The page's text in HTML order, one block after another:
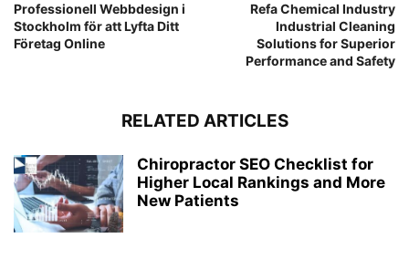
Professionell Webbdesign i
Stockholm för att Lyfta Ditt
Företag Online
Refa Chemical Industry
Industrial Cleaning
Solutions for Superior
Performance and Safety
RELATED ARTICLES
Chiropractor SEO Checklist for
Higher Local Rankings and More
New Patients